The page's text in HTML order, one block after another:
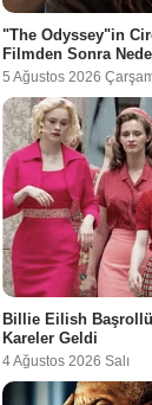
"The Odyssey"in
Filmden Sonra
5 Ağustos 2026
Billie Eilish
Kareler Geldi
4 Ağustos 2026 Salı